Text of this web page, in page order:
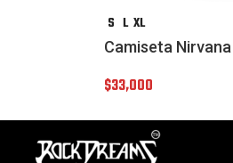
S L XL
Camiseta
$33,000